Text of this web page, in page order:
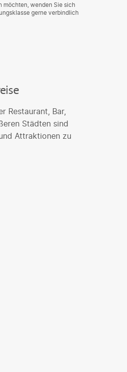
möchten, wenden Sie sich
gerne verbindlich
Restaurant, Bar,
Städten sind
Attraktionen zu